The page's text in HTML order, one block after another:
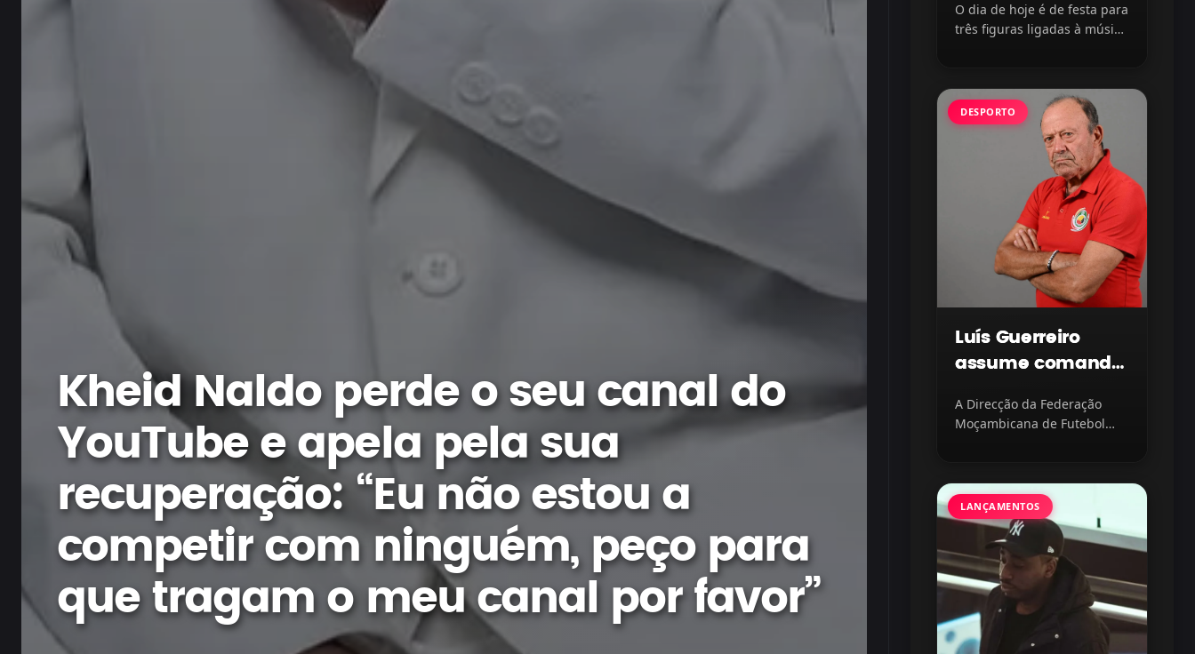
Kheid Naldo perde o seu canal do
YouTube e apela pela sua
recuperação: “Eu não estou a
competir com ninguém, peço para
que tragam o meu canal por favor”
um ano de vida
O dia de hoje é de festa para
três figuras ligadas à música
DESPORTO
Luís Guerreiro
assume comando
Sub-20 com
vista
A Direcção da Federação
Moçambicana de Futebol
LANÇAMENTOS